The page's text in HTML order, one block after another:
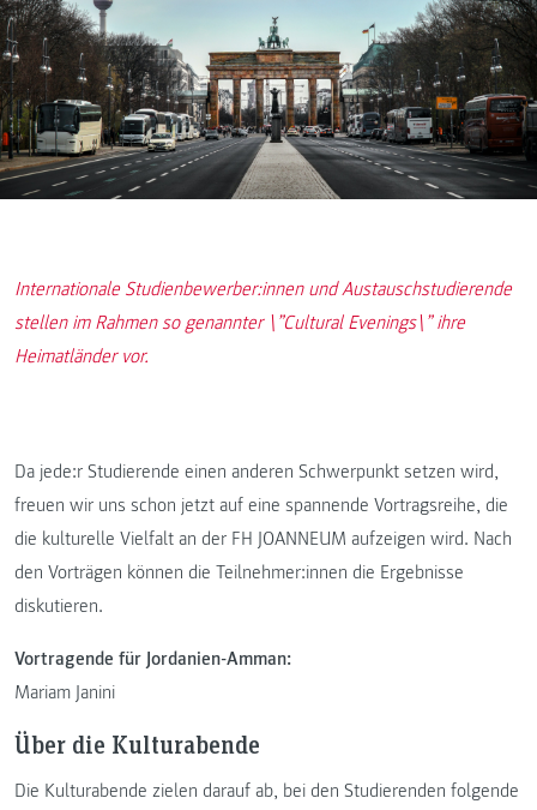
Internationale Studienbewerber:innen und Austauschstudierende
stellen im Rahmen so genannter \”Cultural Evenings\” ihre
Heimatländer vor.
Da jede:r Studierende einen anderen Schwerpunkt setzen wird,
freuen wir uns schon jetzt auf eine spannende Vortragsreihe, die
die kulturelle Vielfalt an der FH JOANNEUM aufzeigen wird. Nach
den Vorträgen können die Teilnehmer:innen die Ergebnisse
diskutieren.
Vortragende für Jordanien-Amman:
Mariam Janini
Über die Kulturabende
Die Kulturabende zielen darauf ab, bei den Studierenden folgende